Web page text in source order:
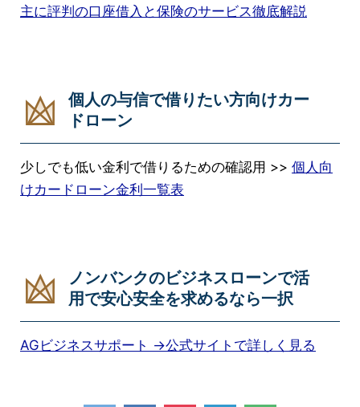
主に評判の口座借入と保険のサービス徹底解説
個人の与信で借りたい方向けカー
ドローン
少しでも低い金利で借りるための確認用 >> 個人向
けカードローン金利一覧表
ノンバンクのビジネスローンで活
用で安心安全を求めるなら一択
AGビジネスサポート →公式サイトで詳しく見る